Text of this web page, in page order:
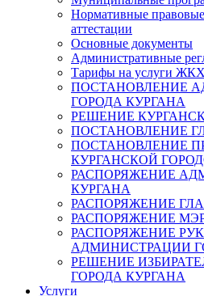
Нормативные
аттестации
Основные документы
Административные
Тарифы на услуги ЖКХ
ПОСТАНОВЛЕНИЕ
ГОРОДА КУРГАНА
РЕШЕНИЕ
ПОСТАНОВЛЕНИЕ
ПОСТАНОВЛЕНИЕ
КУРГАНСКОЙ
РАСПОРЯЖЕНИЕ
КУРГАНА
РАСПОРЯЖЕНИЕ
РАСПОРЯЖЕНИЕ
РАСПОРЯЖЕНИЕ
АДМИНИСТРАЦИИ
РЕШЕНИЕ
ГОРОДА КУРГАНА
Услуги